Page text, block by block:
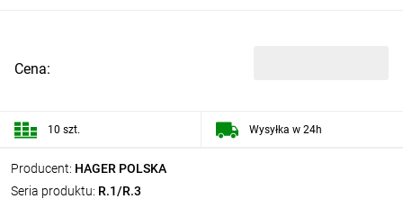
Producent: HAGER POLSKA
Seria produktu: R.1/R.3
Cena:
10 szt. Wysyłka w 24h